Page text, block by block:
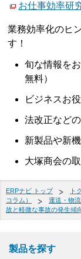
お仕事効率研
業務効率化のヒ
す！
旬な情報を
無料）
ビジネスお
法改正など
新製品や新
大塚商会の
ERPナビ トップ ト
コラム）
運送・物
故と軽微な事故の発生傾
製品を探す